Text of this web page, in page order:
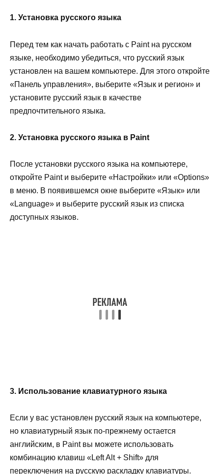
1. Установка русского языка
Перед тем как начать работать с Paint на русском
языке, необходимо убедиться, что русский язык
установлен на вашем компьютере. Для этого откройте
«Панель управления», выберите «Язык и регион» и
установите русский язык в качестве
предпочтительного языка.
2. Установка русского языка в Paint
После установки русского языка на компьютере,
откройте Paint и выберите «Настройки» или «Options»
в меню. В появившемся окне выберите «Язык» или
«Language» и выберите русский язык из списка
доступных языков.
3. Использование клавиатурного языка
Если у вас установлен русский язык на компьютере,
но клавиатурный язык по-прежнему остается
английским, в Paint вы можете использовать
комбинацию клавиш «Left Alt + Shift» для
переключения на русскую раскладку клавиатуры.